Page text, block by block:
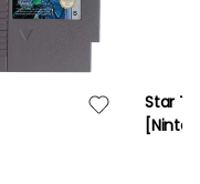
Star